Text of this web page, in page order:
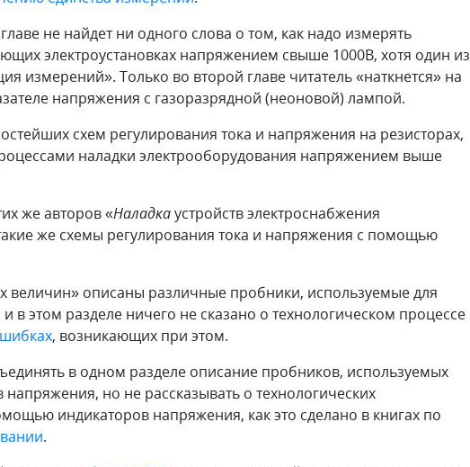
не найдет ни одного слова о том, как надо измерять
электроустановках напряжением свыше 1000В, хотя один из
измерений». Только во второй главе читатель «наткнется» на
напряжения с газоразрядной (неоновой) лампой.
схем регулирования тока и напряжения на резисторах,
наладки электрооборудования напряжением выше
же авторов «Наладкаустройств электроснабжения
же схемы регулирования тока и напряжения с помощью
величин» описаны различные пробники, используемые для
в этом разделе ничего не сказано о технологическом процессе
, возникающих при этом.
в одном разделе описание пробников, используемых
но не рассказывать о технологических
индикаторов напряжения, как это сделано в книгах по
.